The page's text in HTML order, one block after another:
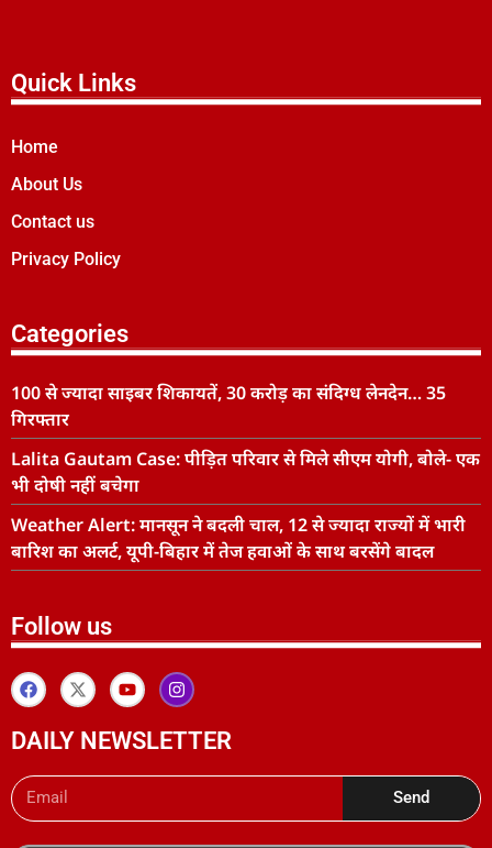
Quick Links
Home
About Us
Contact us
Privacy Policy
Categories
100 से ज्यादा साइबर शिकायतें, 30 करोड़ का संदिग्ध लेनदेन… 35
गिरफ्तार
Lalita Gautam Case: पीड़ित परिवार से मिले सीएम योगी, बोले- एक
भी दोषी नहीं बचेगा
Weather Alert: मानसून ने बदली चाल, 12 से ज्यादा राज्यों में भारी
बारिश का अलर्ट, यूपी-बिहार में तेज हवाओं के साथ बरसेंगे बादल
Follow us
DAILY NEWSLETTER
Send